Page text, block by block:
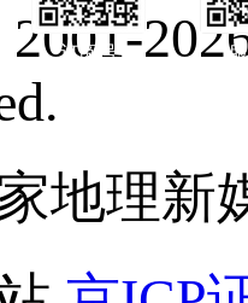
订阅号
地理新